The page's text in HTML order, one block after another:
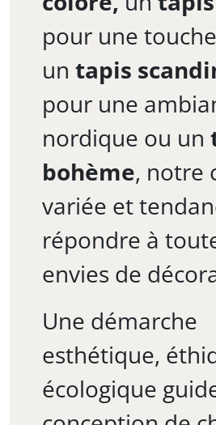
pour une
un tapis
pour une
nordique ou un
bohème, notre
variée et
répondre à
envies de
Une démarche
esthétique,
écologique